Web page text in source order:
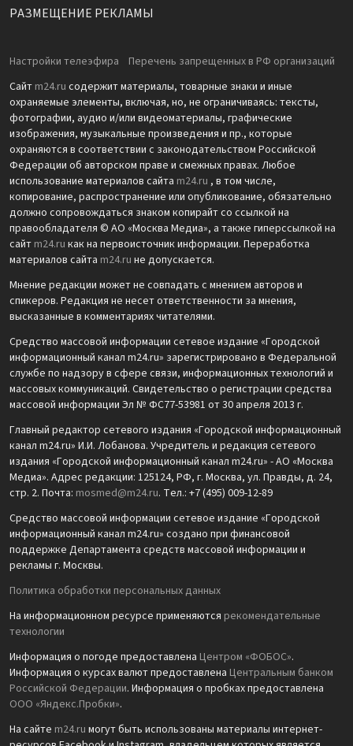
РАЗМЕЩЕНИЕ РЕКЛАМЫ
Настройки телеэфира
Перечень запрещенных в РФ организаций
Сайт m24.ru содержит материалы, товарные знаки и иные
охраняемые элементы, включая, но, не ограничиваясь: тексты,
фотографии, аудио и/или видеоматериалы, графические
изображения, музыкальные произведения и пр., которые
охраняются в соответствии с законодательством Российской
Федерации об авторском праве и смежных правах. Любое
использование материалов сайта m24.ru , в том числе,
копирование, распространение или опубликование, обязательно
должно сопровождаться знаком копирайт со ссылкой на
правообладателя © АО «Москва Медиа», а также гиперссылкой на
сайт m24.ru как на первоисточник информации. Переработка
материалов сайта m24.ru не допускается.
Мнение редакции может не совпадать с мнением авторов и
спикеров. Редакция не несет ответственности за мнения,
высказанные в комментариях читателями.
Средство массовой информации сетевое издание «Городской
информационный канал m24.ru» зарегистрировано в Федеральной
службе по надзору в сфере связи, информационных технологий и
массовых коммуникаций. Свидетельство о регистрации средства
массовой информации Эл № ФС77-53981 от 30 апреля 2013 г.
Главный редактор сетевого издания «Городской информационный
канал m24.ru» И.И. Лобанова. Учредитель и редакция сетевого
издания «Городской информационный канал m24.ru» - АО «Москва
Медиа». Адрес редакции: 125124, РФ, г. Москва, ул. Правды, д. 24,
стр. 2. Почта: mosmed@m24.ru. Тел.: +7 (495) 009-12-89
Средство массовой информации сетевое издание «Городской
информационный канал m24.ru» создано при финансовой
поддержке Департамента средств массовой информации и
рекламы г. Москвы.
Политика обработки персональных данных
На информационном ресурсе применяются рекомендательные
технологии
Информация о погоде предоставлена Центром «ФОБОС».
Информация о курсах валют предоставлена Центральным банком
Российской Федерации. Информация о пробках предоставлена
ООО «Яндекс.Пробки».
На сайте m24.ru могут быть использованы материалы интернет-